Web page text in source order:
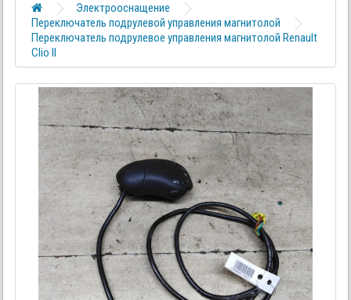
Электрооснащение
Переключатель подрулевой управления магнитолой
Переключатель подрулевое управления магнитолой Renault
Clio II